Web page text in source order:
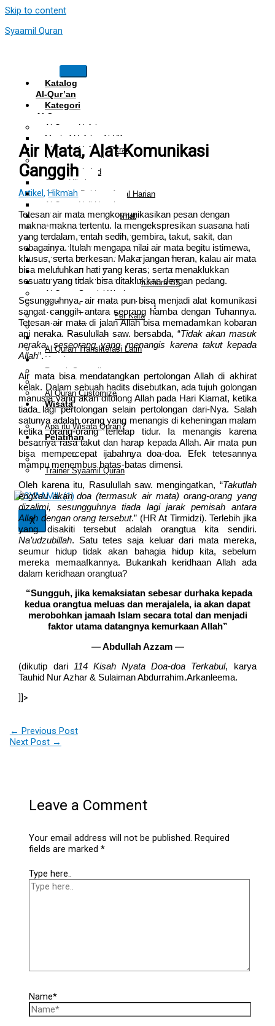
Skip to content
Syaamil Quran
Katalog
Al-Qur’an
Kategori
Al Quran
Al Quran Hafalan
Mushaf Hafalan Al Hifz
Al Quran Hafalan Tikrar
Al Quran Tematik
Mushaf Tahajud
Quran Hijrah
Al-Qur’an Bukhara Amal Harian
Al Quran Haji Umrah
Mushaf Tilawah Maqomat
Al Quran Terjemah
Al Quran Tajwid dan Terjemah
Al-Qur’an Bukhara Amal Harian
Al Quran Tajwid Terjemah Bukhara A6
Al Quran Tajwid Terjemah Bukhara A5
Al Quran Tajwid Terjemah Bukhara B5
Al Quran Spesial Wanita
Al Quran Spesial Wanita Azalia
Al Quran Terjemah Per Kata
Al Quran Tilawah
Mushaf Tilawah Quba
Al Quran Transliterasi Latin
Kemitraan
Rumah Syaamil
Wholesale & Retail
Al Quran Customize
Wisata
Quran
Apa itu Wisata Quran?
Pelatihan
Kequranan
Apa itu Pelatihan Quran?
Trainer Syaamil Quran
X
Air Mata, Alat Komunikasi
Canggih
Artikel,Hikmah
Tetesan air mata mengkomunikasikan pesan dengan
makna-makna tertentu. Ia mengekspresikan suasana hati
yang terdalam, entah sedih, gembira, takut, sakit, dan
sebagainya. Itulah mengapa nilai air mata begitu istimewa,
khusus, serta berkesan. Maka jangan heran, kalau air mata
bisa meluluhkan hati yang keras, serta menaklukkan
sesuatu yang tidak bisa ditaklukkan dengan pedang.
Sesungguhnya, air mata pun bisa menjadi alat komunikasi
sangat canggih antara seorang hamba dengan Tuhannya.
Tetesan air mata di jalan Allah bisa memadamkan kobaran
api neraka. Rasulullah saw. bersabda, “Tidak akan masuk
neraka, seseorang yang menangis karena takut kepada
Allah”.
Air mata bisa mendatangkan pertolongan Allah di akhirat
kelak. Dalam sebuah hadits disebutkan, ada tujuh golongan
manusia yang akan ditolong Allah pada Hari Kiamat, ketika
tiada lagi pertolongan selain pertolongan dari-Nya. Salah
satunya adalah orang yang menangis di keheningan malam
ketika orang-orang terlelap tidur. Ia menangis karena
besarnya rasa takut dan harap kepada Allah. Air mata pun
bisa mempercepat ijabahnya doa-doa. Efek tetesannya
mampu menembus batas-batas dimensi.
Oleh karena itu, Rasulullah saw. mengingatkan, “Takutlah
engkau akan doa (termasuk air mata) orang-orang yang
dizalimi, sesungguhnya tiada lagi jarak pemisah antara
Allah dengan orang tersebut.” (HR At Tirmidzi). Terlebih jika
yang disakiti tersebut adalah orangtua kita sendiri.
Na’udzubillah. Satu tetes saja keluar dari mata mereka,
seumur hidup tidak akan bahagia hidup kita, sebelum
mereka memaafkannya. Bukankah keridhaan Allah ada
dalam keridhaan orangtua?
“Sungguh, jika kemaksiatan sebesar durhaka kepada
kedua orangtua meluas dan merajalela, ia akan dapat
merobohkan jamaah Islam secara total dan menjadi
faktor utama datangnya kemurkaan Allah”
— Abdullah Azzam —
(dikutip dari 114 Kisah Nyata Doa-doa Terkabul, karya
Tauhid Nur Azhar & Sulaiman Abdurrahim.Arkanleema.
]]>
← Previous Post
Next Post →
Leave a Comment
Your email address will not be published. Required
fields are marked*
Type here..
Name*